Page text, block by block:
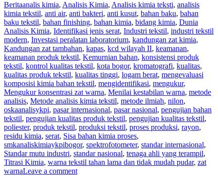
Beritaanalis kimia, Analisis Kimia, Analisis kimia teksti, analisis
kimia tekstil, anti air, anti bakteri, anti kusut, bahan baku, bahan
baku tekstil, bahan finishing, bahan kimia, bidang kimia, Dunia
Analisis Kimia, Identifikasi jenis serat, Industri tekstil, industri tekstil
modern, Investasi peralatan laboratorium, kandungan zat kimia,
Kandungan zat tambahan, kapas, kcd wilayah II, keamanan,
keamanan produk tekstil, Kemurnian bahan, konsistensi produk
tekstil, kontrol kualitas tekstil, kota bogor, kromatografi, kualitas,
kualitas produk tekstil, kualitas tinggi, logam berat, mengevaluasi
komposisi kimia bahan tekstil, mengidentifikasi, mengukur,
Mengukur konsentrasi zat warna, Menilai kestabilan warna, metode
analisis, Metode analisis kimia tekstil, metode ilmiah, nilon,
oskaanalisykpi, pasar internasional, pasar nasional, pengujian bahan
tekstil, pengujian kualitas produk tekstil, pengujian kualitas tekstil,
poliester, produk tekstil, produksi tekstil, proses produksi, rayon,
residu kimia, serat, Sisa bahan kimia proses,
smkanaliskimiaykpibogor, spektrofotometer, standar internasional,
Standar mutu industri, standar nasional, tenaga ahli yang terampil,
Titrasi Kimia, warna tekstil tahan lama dan tidak mudah pudar, zat
warnaLeave a comment